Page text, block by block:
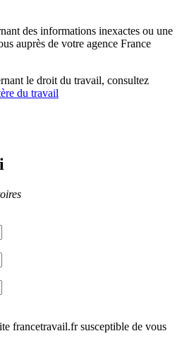
des informations inexactes ou une
auprès de votre agence France
le droit du travail, consultez
du travail
francetravail.fr susceptible de vous